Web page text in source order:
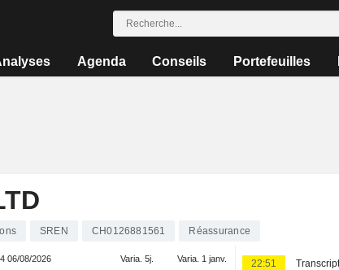
Agenda Conseils Portefeuilles
SREN CH0126881561 Réassurance
06/08/2026 Varia. 5j. Varia. 1 janv. 22:51